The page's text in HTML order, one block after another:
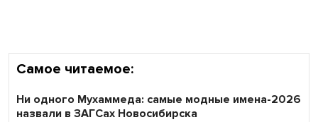
Самое читаемое:
Ни одного Мухаммеда: самые модные имена-2026
назвали в ЗАГСах Новосибирска